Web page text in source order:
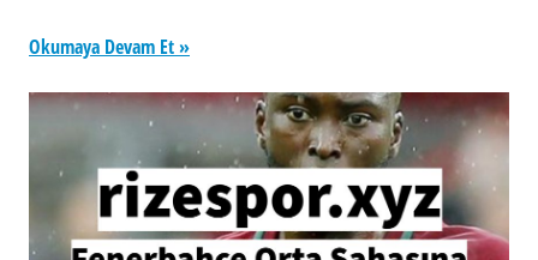
Okumaya Devam Et